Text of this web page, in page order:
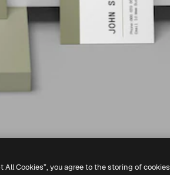
All Cookies”, you agree to the storing of